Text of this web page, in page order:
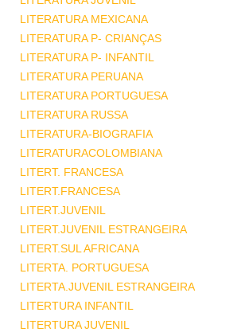
LITERATURA MEXICANA
LITERATURA P- CRIANÇAS
LITERATURA P- INFANTIL
LITERATURA PERUANA
LITERATURA PORTUGUESA
LITERATURA RUSSA
LITERATURA-BIOGRAFIA
LITERATURACOLOMBIANA
LITERT. FRANCESA
LITERT.FRANCESA
LITERT.JUVENIL
LITERT.JUVENIL ESTRANGEIRA
LITERT.SUL AFRICANA
LITERTA. PORTUGUESA
LITERTA.JUVENIL ESTRANGEIRA
LITERTURA INFANTIL
LITERTURA JUVENIL